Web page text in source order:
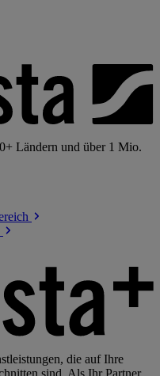
Ländern und über 1 Mio.
die auf Ihre
sind. Als Ihr Partner